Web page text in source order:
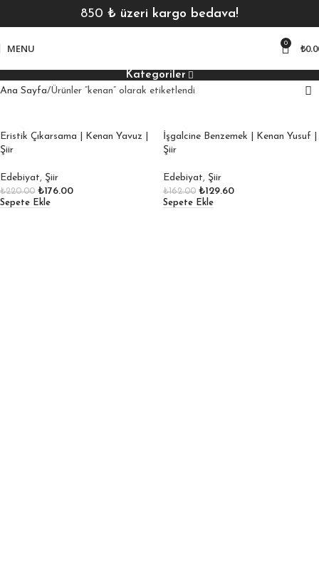
850 ₺ üzeri kargo bedava!
MENU 0 ₺
Kategoriler
Ana Sayfa Ürünler “kenan” olarak etiketlendi
Eristik Çıkarsama | Kenan Yavuz |
Şiir
Edebiyat, Şiir
₺220.00 ₺176.00
Sepete Ekle
İşgalcine Benzemek | Kenan Yusuf |
Şiir
Edebiyat, Şiir
₺162.00 ₺129.60
Sepete Ekle